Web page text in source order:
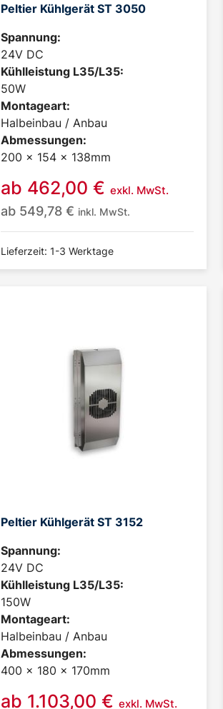
Peltier Kühlgerät ST 3050
Spannung:
24V DC
Kühlleistung L35/L35:
50W
Montageart:
Halbeinbau / Anbau
Abmessungen:
200 x 154 x 138mm
ab 462,00 € exkl. MwSt.
ab 549,78 € inkl. MwSt.
Lieferzeit: 1-3 Werktage
Peltier Kühlgerät ST 3152
Spannung:
24V DC
Kühlleistung L35/L35:
150W
Montageart:
Halbeinbau / Anbau
Abmessungen:
400 x 180 x 170mm
ab 1.103,00 € exkl. MwSt.